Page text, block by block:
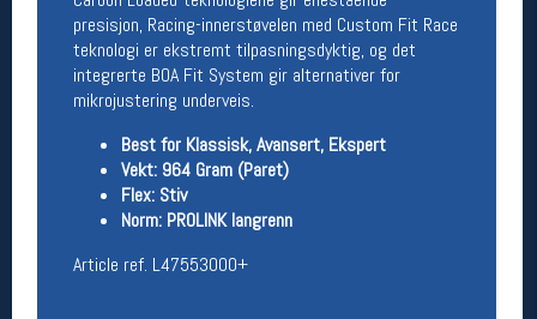
presisjon, Racing-innerstøvelen med Custom Fit Race
teknologi er ekstremt tilpasningsdyktig, og det
integrerte BOA Fit System gir alternativer for
mikrojustering underveis.
Best for Klassisk, Avansert, Ekspert
Vekt: 964 Gram (Paret)
Flex: Stiv
Norm: PROLINK langrenn
Article ref. L47553000+
Åpningstider butikk
Man-Fredag:
11-18
Lørdag:
11-16
Team Oslo Sportslager
Magasinet
MELD DEG INN GRATIS